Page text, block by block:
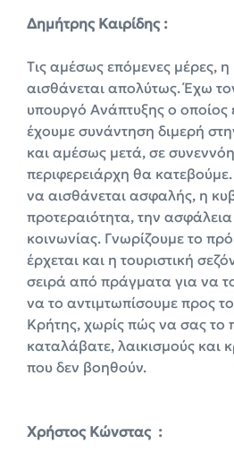
Δημήτρης Καιρίδης :
Tις αμέσως επόμενες μέρες,
αισθάνεται απολύτως. Έχω
υπουργό Ανάπτυξης ο οποίος
έχουμε συνάντηση διμερή
και αμέσως μετά, σε
περιφερειάρχη θα
να αισθάνεται ασφαλής, η
προτεραιότητα, την ασφάλεια
κοινωνίας. Γνωρίζουμε το
έρχεται και η τουριστική
σειρά από πράγματα για να
να το αντιμτωπίσουμε προς
Κρήτης, χωρίς πώς να σας το
καταλάβατε, λαικισμούς και
που δεν βοηθούν.
Xρήστος Κώνστας :